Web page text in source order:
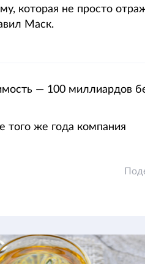
которая не просто
Маск.
— 100 миллиардов
того же года компания